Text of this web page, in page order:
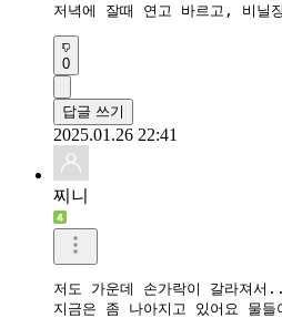
저녁에 잘때 연고 바르고, 비닐
0
답글 쓰기
2025.01.26 22:41
찌니
저도 가운데 손가락이 갈라져서
지금은 좀 나아지고 있어요 물들